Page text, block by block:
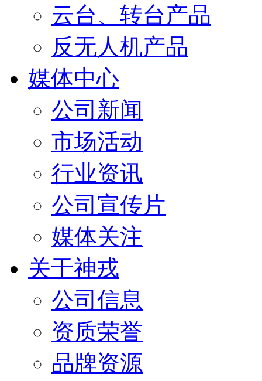
云台、转台产品
反无人机产品
媒体中心
公司新闻
市场活动
行业资讯
公司宣传片
媒体关注
关于神戎
公司信息
资质荣誉
品牌资源